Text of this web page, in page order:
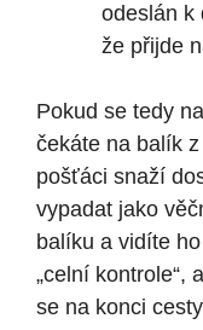
odeslán k
že přijde
Pokud se tedy
čekáte na balík
pošťáci snaží
vypadat jako
balíku a vidíte
„celní kontrole“,
se na konci